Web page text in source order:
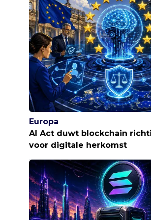
Europa
AI Act duwt blockchain
voor digitale herkomst